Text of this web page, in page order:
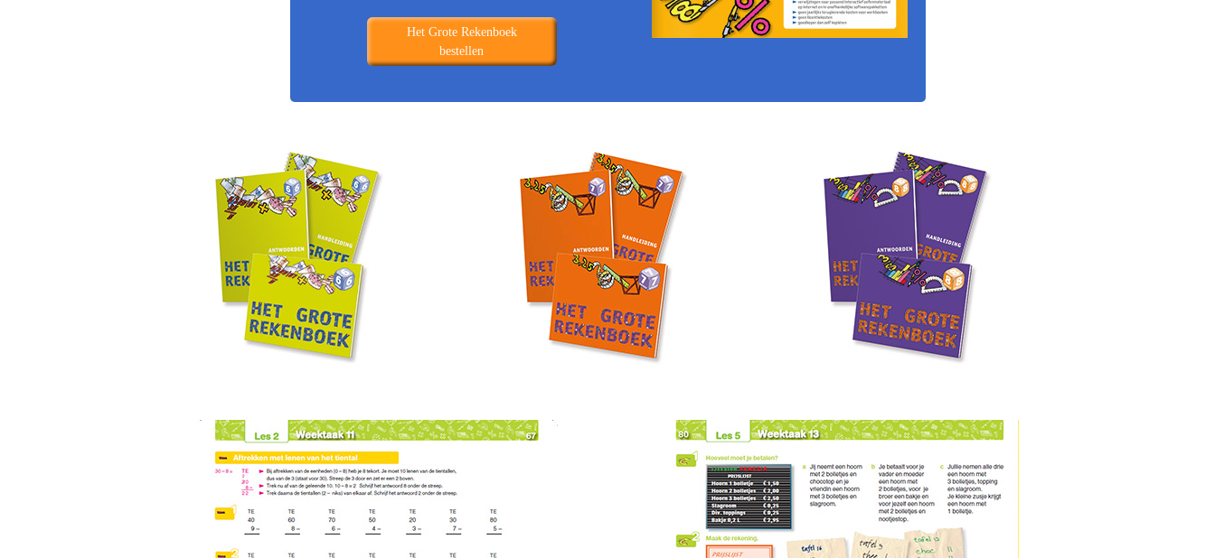
Het Grote Rekenboek
bestellen